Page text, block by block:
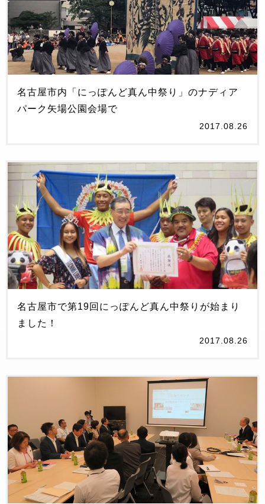
名古屋市内「にっぽんど真ん中祭り」のナディア
パーク矢場公園会場で
2017.08.26
名古屋市で第19回にっぽんど真ん中祭りが始まり
ました！
2017.08.26